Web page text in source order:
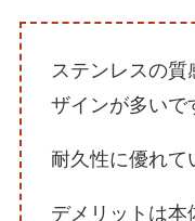
ステンレスの質
ザインが多いで
耐久性に優れて
デメリットは本